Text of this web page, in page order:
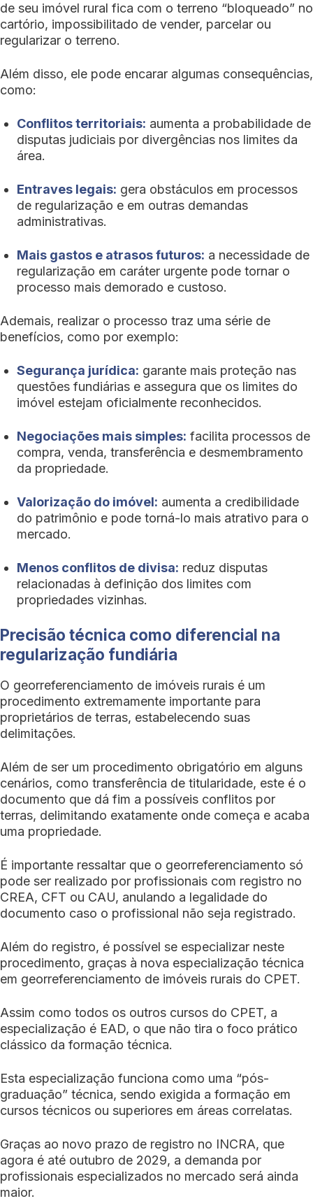
de seu imóvel rural fica com o terreno “bloqueado” no
cartório, impossibilitado de vender, parcelar ou
regularizar o terreno.
Além disso, ele pode encarar algumas consequências,
como:
Conflitos territoriais: aumenta a probabilidade de
disputas judiciais por divergências nos limites da
área.
Entraves legais: gera obstáculos em processos
de regularização e em outras demandas
administrativas.
Mais gastos e atrasos futuros: a necessidade de
regularização em caráter urgente pode tornar o
processo mais demorado e custoso.
Ademais, realizar o processo traz uma série de
benefícios, como por exemplo:
Segurança jurídica: garante mais proteção nas
questões fundiárias e assegura que os limites do
imóvel estejam oficialmente reconhecidos.
Negociações mais simples: facilita processos de
compra, venda, transferência e desmembramento
da propriedade.
Valorização do imóvel: aumenta a credibilidade
do patrimônio e pode torná-lo mais atrativo para o
mercado.
Menos conflitos de divisa: reduz disputas
relacionadas à definição dos limites com
propriedades vizinhas.
Precisão técnica como diferencial na
regularização fundiária
O georreferenciamento de imóveis rurais é um
procedimento extremamente importante para
proprietários de terras, estabelecendo suas
delimitações.
Além de ser um procedimento obrigatório em alguns
cenários, como transferência de titularidade, este é o
documento que dá fim a possíveis conflitos por
terras, delimitando exatamente onde começa e acaba
uma propriedade.
É importante ressaltar que o georreferenciamento só
pode ser realizado por profissionais com registro no
CREA, CFT ou CAU, anulando a legalidade do
documento caso o profissional não seja registrado.
Além do registro, é possível se especializar neste
procedimento, graças à nova especialização técnica
em georreferenciamento de imóveis rurais do CPET.
Assim como todos os outros cursos do CPET, a
especialização é EAD, o que não tira o foco prático
clássico da formação técnica.
Esta especialização funciona como uma “pós-
graduação” técnica, sendo exigida a formação em
cursos técnicos ou superiores em áreas correlatas.
Graças ao novo prazo de registro no INCRA, que
agora é até outubro de 2029, a demanda por
profissionais especializados no mercado será ainda
maior.